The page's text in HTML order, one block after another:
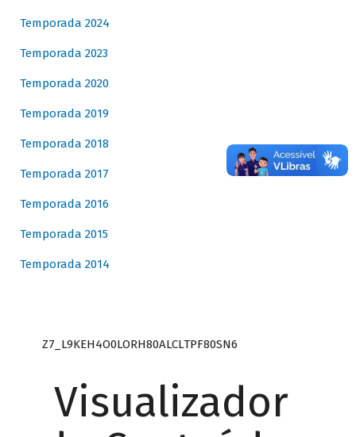
Temporada 2024
Temporada 2023
Temporada 2020
Temporada 2019
Temporada 2018
Temporada 2017
Temporada 2016
Temporada 2015
Temporada 2014
Z7_L9KEH4O0LORH80ALCLTPF80SN6
Visualizador